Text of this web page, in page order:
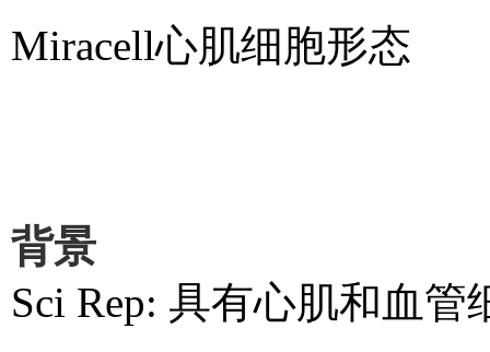
Miracell心肌细胞形态
背景
Sci Rep: 具有心肌和血管